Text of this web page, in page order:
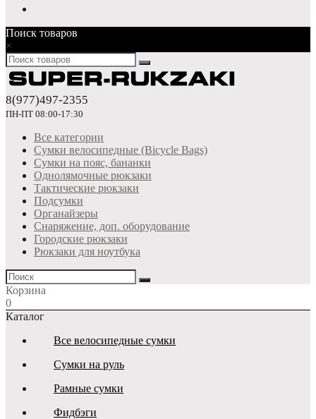
Поиск товаров
×
8(977)497-2355
ПН-ПТ 08:00-17:30
Все категории
Сумки велосипедные (Bicycle Bags)
Сумки на пояс, бананки
Однолямочные рюкзаки
Тактические рюкзаки
Подсумки
Органайзеры
Снаряжение, доп. оборудование
Городские рюкзаки
Рюкзаки для ноутбука
Корзина
0
Каталог
Все велосипедные сумки
Сумки на руль
Рамные сумки
Фидбэги